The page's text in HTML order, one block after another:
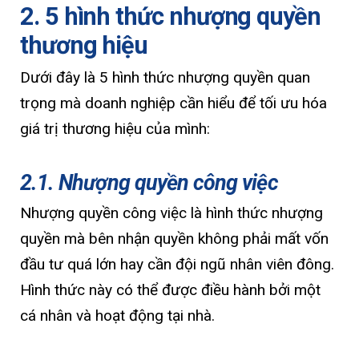
2. 5 hình thức nhượng quyền
thương hiệu
Dưới đây là 5 hình thức nhượng quyền quan
trọng mà doanh nghiệp cần hiểu để tối ưu hóa
giá trị thương hiệu của mình:
2.1. Nhượng quyền công việc
Nhượng quyền công việc là hình thức nhượng
quyền mà bên nhận quyền không phải mất vốn
đầu tư quá lớn hay cần đội ngũ nhân viên đông.
Hình thức này có thể được điều hành bởi một
cá nhân và hoạt động tại nhà.